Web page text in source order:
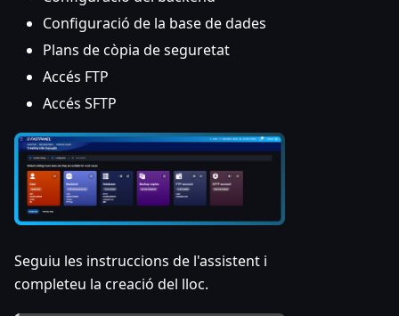
Configuració de la base de dades
Plans de còpia de seguretat
Accés FTP
Accés SFTP
Seguiu les instruccions de l'assistent i
completeu la creació del lloc.